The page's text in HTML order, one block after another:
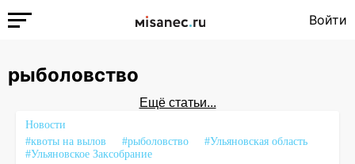
Войти
рыболовство
Ещё статьи...
Новости
#квоты на вылов
#рыболовство
#Ульяновская область
#Ульяновское Заксобрание